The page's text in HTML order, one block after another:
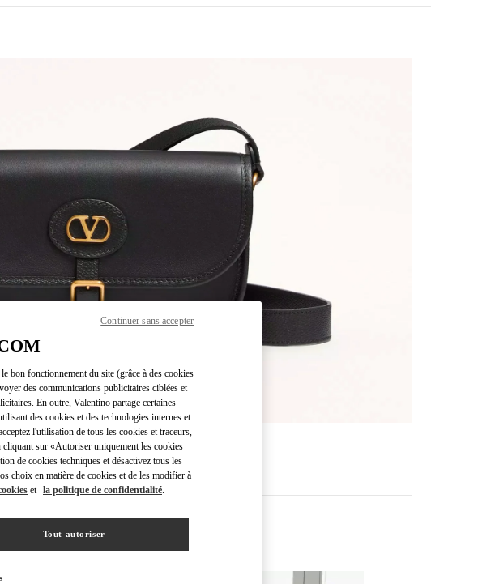
DÉCOUVRIR PLUS
Link Opens in New Tab
bon fonctionnement du site (grâce à des cookies
des communications publicitaires ciblées et
En outre, Valentino partage certaines
des cookies et des technologies internes et
l'utilisation de tous les cookies et traceurs,
sur «Autoriser uniquement les cookies
de cookies techniques et désactivez tous les
choix en matière de cookies et de les modifier à
et la politique de confidentialité.
Tout autoriser
Continuer sans accepter